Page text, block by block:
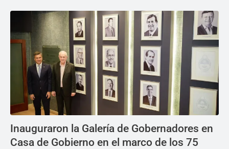
Inauguraron la Galería de Gobernadores en
Casa de Gobierno en el marco de los 75